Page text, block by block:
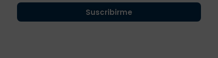
Suscribirme